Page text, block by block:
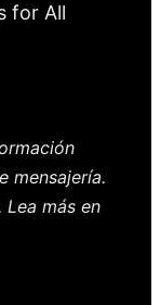
for All
mensajería.
Lea más en